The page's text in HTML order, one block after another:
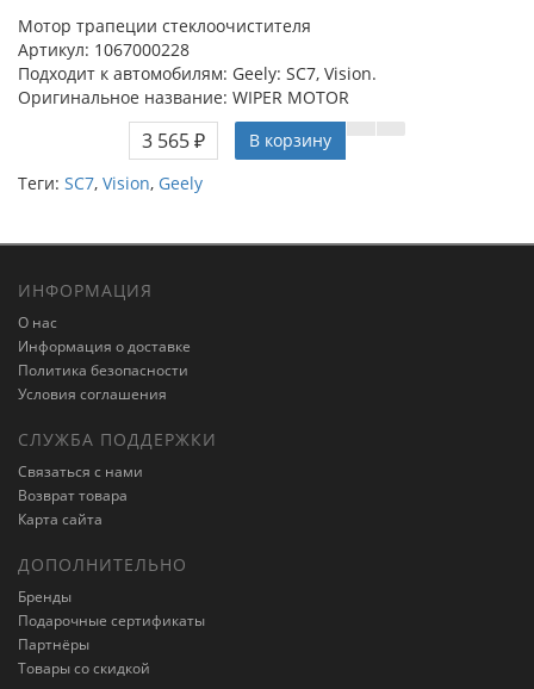
Мотор трапеции стеклоочистителя
Артикул: 1067000228
Подходит к автомобилям: Geely: SC7, Vision.
Оригинальное название: WIPER MOTOR
3 565 ₽
В корзину
Теги: SC7, Vision, Geely
ИНФОРМАЦИЯ
О нас
Информация о доставке
Политика безопасности
Условия соглашения
СЛУЖБА ПОДДЕРЖКИ
Связаться с нами
Возврат товара
Карта сайта
ДОПОЛНИТЕЛЬНО
Бренды
Подарочные сертификаты
Партнёры
Товары со скидкой